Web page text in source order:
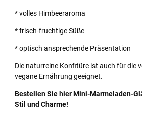
* volles Himbeeraroma
* frisch-fruchtige Süße
* optisch ansprechende Präsentation
Die naturreine Konfitüre ist auch für die
vegane Ernährung geeignet.
Bestellen Sie hier Mini-Marmeladen-
Stil und Charme!